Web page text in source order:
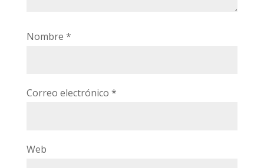
Nombre *
Correo electrónico *
Web